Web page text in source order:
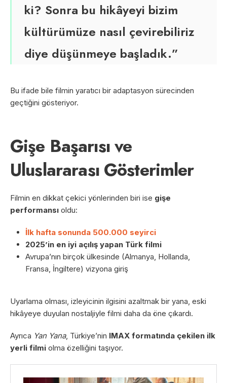
ki? Sonra bu hikâyeyi bizim
kültürümüze nasıl çevirebiliriz
diye düşünmeye başladık.”
Bu ifade bile filmin yaratıcı bir adaptasyon sürecinden
geçtiğini gösteriyor.
Gişe Başarısı ve
Uluslararası Gösterimler
Filmin en dikkat çekici yönlerinden biri ise gişe
performansı oldu:
İlk hafta sonunda 500.000 seyirci
2025’in en iyi açılış yapan Türk filmi
Avrupa’nın birçok ülkesinde (Almanya, Hollanda,
Fransa, İngiltere) vizyona giriş
Uyarlama olması, izleyicinin ilgisini azaltmak bir yana, eski
hikâyeye duyulan nostaljiyle filmi daha da öne çıkardı.
Ayrıca Yan Yana, Türkiye’nin IMAX formatında çekilen ilk
yerli filmi olma özelliğini taşıyor.